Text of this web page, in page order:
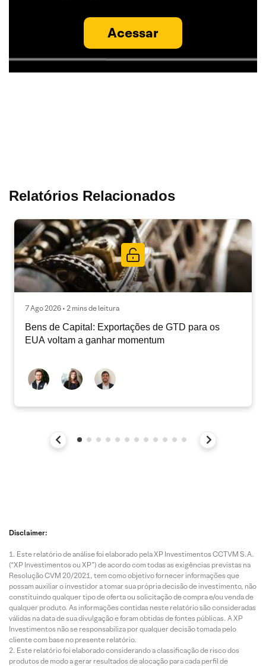
Acessar
Relatórios Relacionados
7 Ago 2026 • 2 mins de leitura
Bens de Capital: Exportações de GTD para os
EUA voltam a ganhar momentum
Disclaimer:
Este relatório de análise foi elaborado pela XP Investimentos CCTVM S.A.
(“XP Investimentos ou XP”) de acordo com todas as exigências previstas na
Resolução CVM 20/2021, tem como objetivo fornecer informações que
possam auxiliar o investidor a tomar sua própria decisão de investimento, não
constituindo qualquer tipo de oferta ou solicitação de compra e/ou venda de
qualquer produto. As informações contidas neste relatório são consideradas
válidas na data de sua divulgação e foram obtidas de fontes públicas. A XP
Investimentos não se responsabiliza por qualquer decisão tomada pelo
cliente com base no presente relatório.
Este relatório foi elaborado considerando a classificação de risco dos
produtos de modo a gerar resultados de alocação para cada perfil de